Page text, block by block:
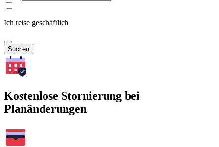
Ich reise geschäftlich
Suchen
Kostenlose Stornierung bei
Planänderungen